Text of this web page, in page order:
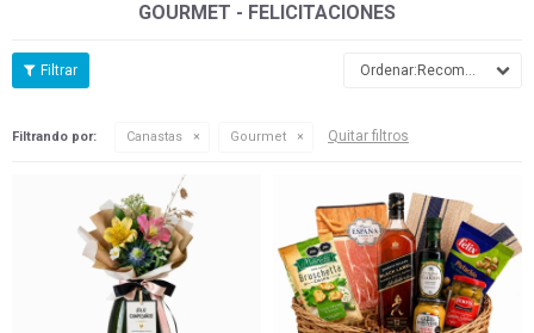
GOURMET - FELICITACIONES
Recomendados
Filtrando por: Canastas Gourmet Quitar filtros